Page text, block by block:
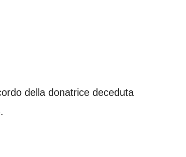
della donatrice deceduta